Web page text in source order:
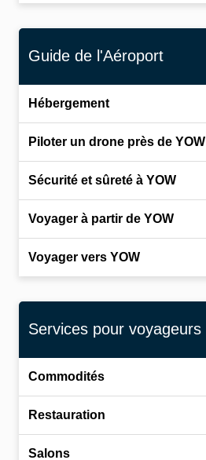
Guide de l'Aéroport
Hébergement
Piloter un drone près de YOW
Sécurité et sûreté à YOW
Voyager à partir de YOW
Voyager vers YOW
Services pour voyageurs
Commodités
Restauration
Salons